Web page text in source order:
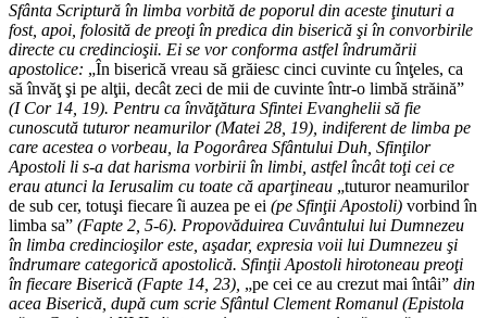
Sfânta Scriptură în limba vorbită de poporul din aceste ţinuturi a
fost, apoi, folosită de preoţi în predica din biserică şi în convorbirile
directe cu credincioşii. Ei se vor conforma astfel îndrumării
apostolice: „În biserică vreau să grăiesc cinci cuvinte cu înţeles, ca
să învăţ şi pe alţii, decât zeci de mii de cuvinte într-o limbă străină”
(I Cor 14, 19). Pentru ca învăţătura Sfintei Evanghelii să fie
cunoscută tuturor neamurilor (Matei 28, 19), indiferent de limba pe
care acestea o vorbeau, la Pogorârea Sfântului Duh, Sfinţilor
Apostoli li s-a dat harisma vorbirii în limbi, astfel încât toţi cei ce
erau atunci la Ierusalim cu toate că aparţineau „tuturor neamurilor
de sub cer, totuşi fiecare îi auzea pe ei (pe Sfinţii Apostoli) vorbind în
limba sa” (Fapte 2, 5-6). Propovăduirea Cuvântului lui Dumnezeu
în limba credincioşilor este, aşadar, expresia voii lui Dumnezeu şi
îndrumare categorică apostolică. Sfinţii Apostoli hirotoneau preoţi
în fiecare Biserică (Fapte 14, 23), „pe cei ce au crezut mai întâi” din
acea Biserică, după cum scrie Sfântul Clement Romanul (Epistola